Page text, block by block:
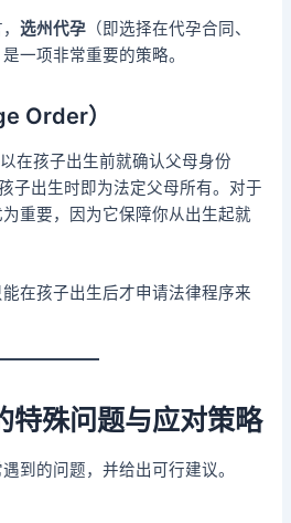
，选州代孕 （即选择在代孕合同、
一项非常重要的策略。
Order）
在孩子出生前就确认父母身份
子出生时即为法定父母所有。对于
重要，因为它保障你从出生起就
在孩子出生后才申请法律程序来
特殊问题与应对策略
到的问题，并给出可行建议。